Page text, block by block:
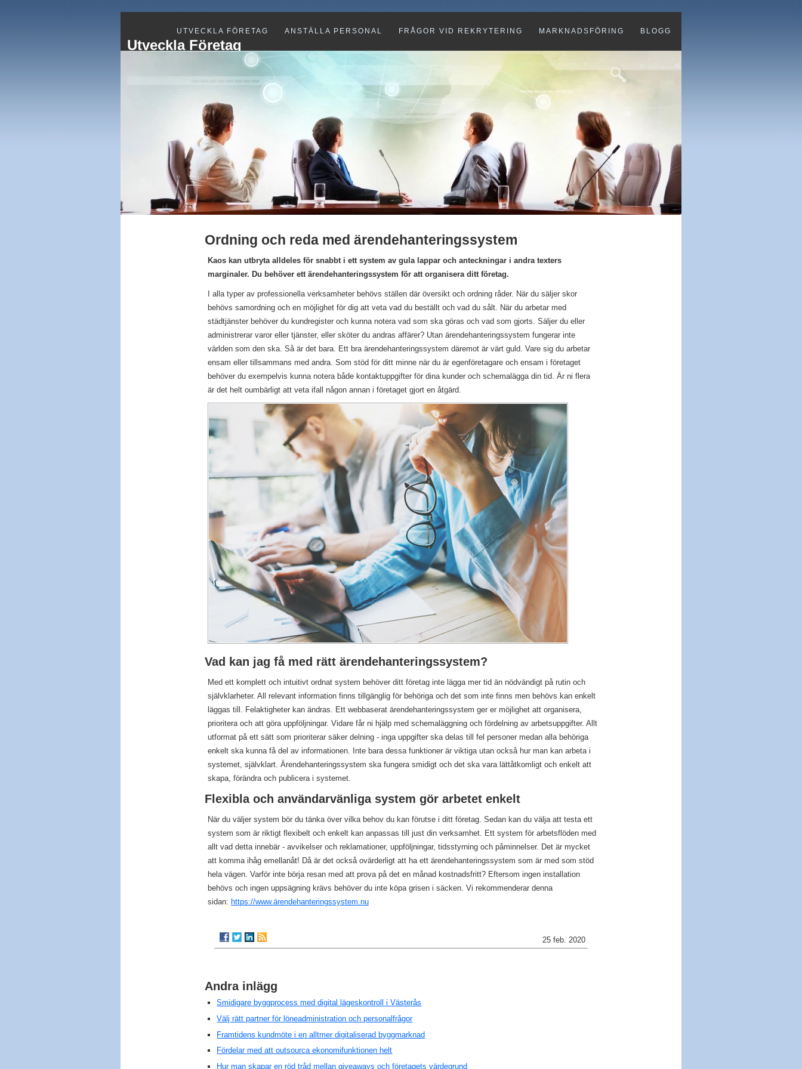
UTVECKLA FÖRETAG ANSTÄLLA PERSONAL FRÅGOR VID REKRYTERING MARKNADSFÖRING BLOGG
Utveckla Företag
Ordning och reda med ärendehanteringssystem
Kaos kan utbryta alldeles för snabbt i ett system av gula lappar och anteckningar i andra texters
marginaler. Du behöver ett ärendehanteringssystem för att organisera ditt företag.
I alla typer av professionella verksamheter behövs ställen där översikt och ordning råder. När du säljer skor
behövs samordning och en möjlighet för dig att veta vad du beställt och vad du sålt. När du arbetar med
städtjänster behöver du kundregister och kunna notera vad som ska göras och vad som gjorts. Säljer du eller
administrerar varor eller tjänster, eller sköter du andras affärer? Utan ärendehanteringssystem fungerar inte
världen som den ska. Så är det bara. Ett bra ärendehanteringssystem däremot är värt guld. Vare sig du arbetar
ensam eller tillsammans med andra. Som stöd för ditt minne när du är egenföretagare och ensam i företaget
behöver du exempelvis kunna notera både kontaktuppgifter för dina kunder och schemalägga din tid. Är ni flera
är det helt oumbärligt att veta ifall någon annan i företaget gjort en åtgärd.
Vad kan jag få med rätt ärendehanteringssystem?
Med ett komplett och intuitivt ordnat system behöver ditt företag inte lägga mer tid än nödvändigt på rutin och
självklarheter. All relevant information finns tillgänglig för behöriga och det som inte finns men behövs kan enkelt
läggas till. Felaktigheter kan ändras. Ett webbaserat ärendehanteringssystem ger er möjlighet att organisera,
prioritera och att göra uppföljningar. Vidare får ni hjälp med schemaläggning och fördelning av arbetsuppgifter. Allt
utformat på ett sätt som prioriterar säker delning - inga uppgifter ska delas till fel personer medan alla behöriga
enkelt ska kunna få del av informationen. Inte bara dessa funktioner är viktiga utan också hur man kan arbeta i
systemet, självklart. Ärendehanteringssystem ska fungera smidigt och det ska vara lättåtkomligt och enkelt att
skapa, förändra och publicera i systemet.
Flexibla och användarvänliga system gör arbetet enkelt
När du väljer system bör du tänka över vilka behov du kan förutse i ditt företag. Sedan kan du välja att testa ett
system som är riktigt flexibelt och enkelt kan anpassas till just din verksamhet. Ett system för arbetsflöden med
allt vad detta innebär - avvikelser och reklamationer, uppföljningar, tidsstyrning och påminnelser. Det är mycket
att komma ihåg emellanåt! Då är det också ovärderligt att ha ett ärendehanteringssystem som är med som stöd
hela vägen. Varför inte börja resan med att prova på det en månad kostnadsfritt? Eftersom ingen installation
behövs och ingen uppsägning krävs behöver du inte köpa grisen i säcken. Vi rekommenderar denna
sidan: https://www.ärendehanteringssystem.nu
25 feb. 2020
Andra inlägg
Smidigare byggprocess med digital lägeskontroll i Västerås
Välj rätt partner för löneadministration och personalfrågor
Framtidens kundmöte i en alltmer digitaliserad byggmarknad
Fördelar med att outsourca ekonomifunktionen helt
Hur man skapar en röd tråd mellan giveaways och företagets värdegrund